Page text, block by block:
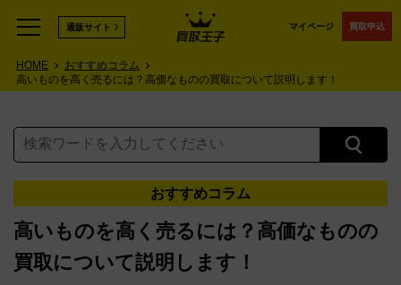
マイページ 買取申込
通販サイト
HOME
おすすめコラム
高いものを高く売るには？高価なものの買取について説明します！
おすすめコラム
高いものを高く売るには？高価なものの
買取について説明します！